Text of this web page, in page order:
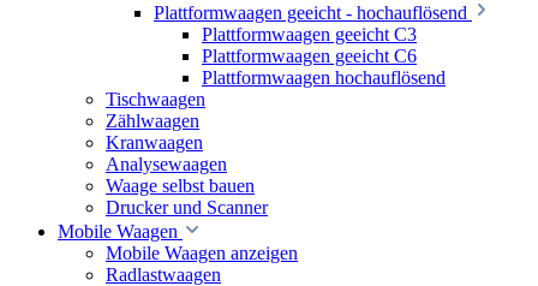
Plattformwaagen geeicht - hochauflösend
Plattformwaagen geeicht C3
Plattformwaagen geeicht C6
Plattformwaagen hochauflösend
Tischwaagen
Zählwaagen
Kranwaagen
Analysewaagen
Waage selbst bauen
Drucker und Scanner
Mobile Waagen
Mobile Waagen anzeigen
Radlastwaagen